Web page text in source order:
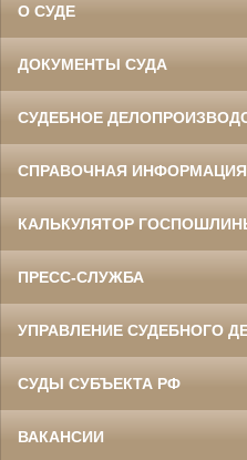
О СУДЕ
ДОКУМЕНТЫ СУДА
СУДЕБНОЕ
СПРАВОЧНАЯ ИНФОРМАЦИЯ
КАЛЬКУЛЯТОР
ПРЕСС-СЛУЖБА
УПРАВЛЕНИЕ СУДЕБНОГО
СУДЫ СУБЪЕКТА РФ
ВАКАНСИИ